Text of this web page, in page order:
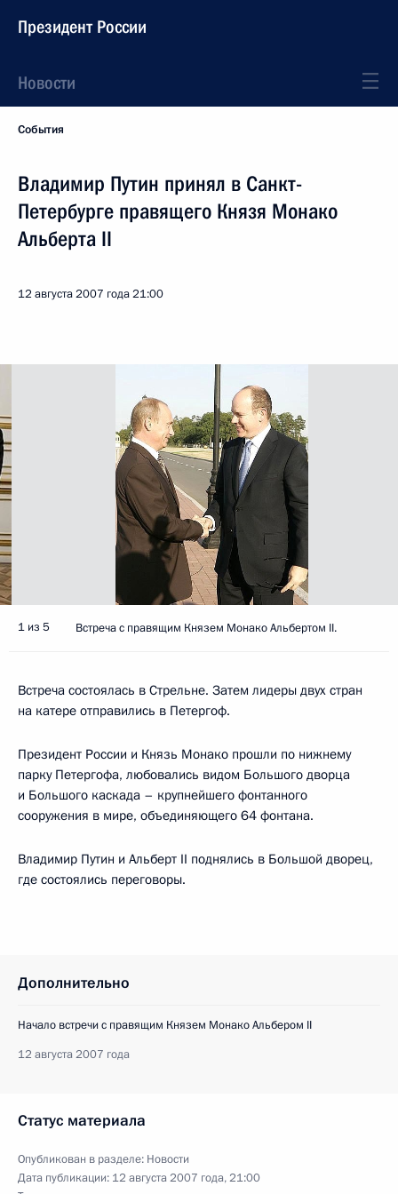
Президент России
Новости
События
Владимир Путин принял в Санкт-
Петербурге правящего Князя Монако
Альберта II
12 августа 2007 года21:00
1 из 5 Встреча с правящим Князем Монако Альбертом II.
Встреча состоялась в Стрельне. Затем лидеры двух стран
на катере отправились в Петергоф.
Президент России и Князь Монако прошли по нижнему
парку Петергофа, любовались видом Большого дворца
и Большого каскада – крупнейшего фонтанного
сооружения в мире, объединяющего 64 фонтана.
Владимир Путин и Альберт II поднялись в Большой дворец,
где состоялись переговоры.
Дополнительно
Начало встречи с правящим Князем Монако Альбером II
12 августа 2007 года
Статус материала
Опубликован в разделе: Новости
Дата публикации: 12 августа 2007 года, 21:00